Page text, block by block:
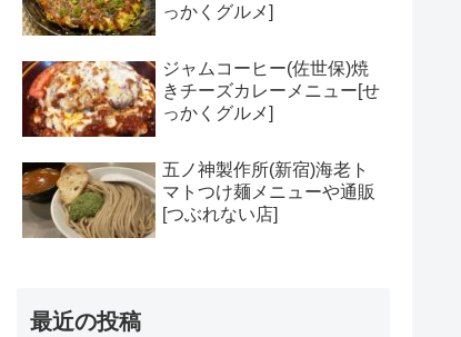
っかくグルメ]
ジャムコーヒー(佐世保)焼
きチーズカレーメニュー[せ
っかくグルメ]
五ノ神製作所(新宿)海老ト
マトつけ麺メニューや通販
[つぶれない店]
最近の投稿